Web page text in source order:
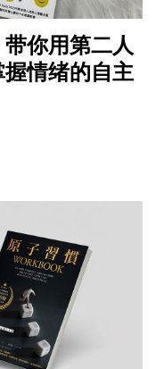
带你用第二人
情绪的自主